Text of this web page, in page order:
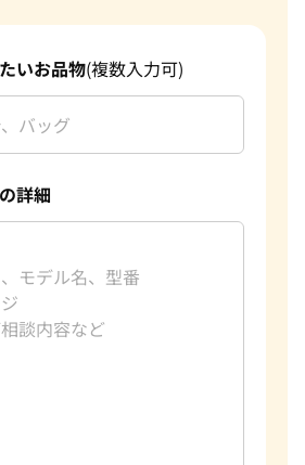
いただき、誠にありがとうございまし
用を心よりお待ち申し上げておりま
取査定
エ
千点のブランド品の査定をしており
販路を持っており、世界基準での査定
また現在は円安のため海外に販売する
いお品物(複数入力可)
詳細